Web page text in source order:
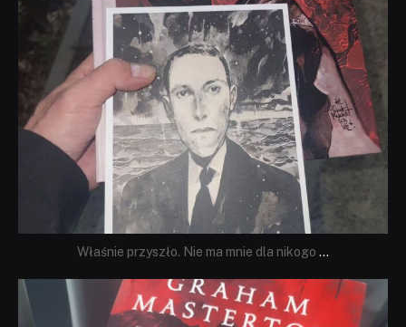
Właśnie przyszło. Nie ma mnie dla nikogo ...
dobryhorror
Sie 23